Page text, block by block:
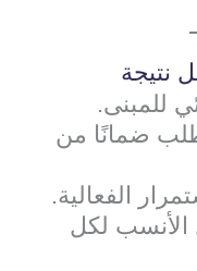
نتيجة
للمبنى.
ضمانًا من
الفعالية.
الأنسب لكل